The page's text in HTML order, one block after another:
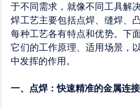
于不同需求，就像不同工具解
焊工艺主要包括点焊、缝焊、
每种工艺各有特点和优势。下
它们的工作原理、适用场景，
中发挥的作用。​
一、点焊：快速精准的金属连